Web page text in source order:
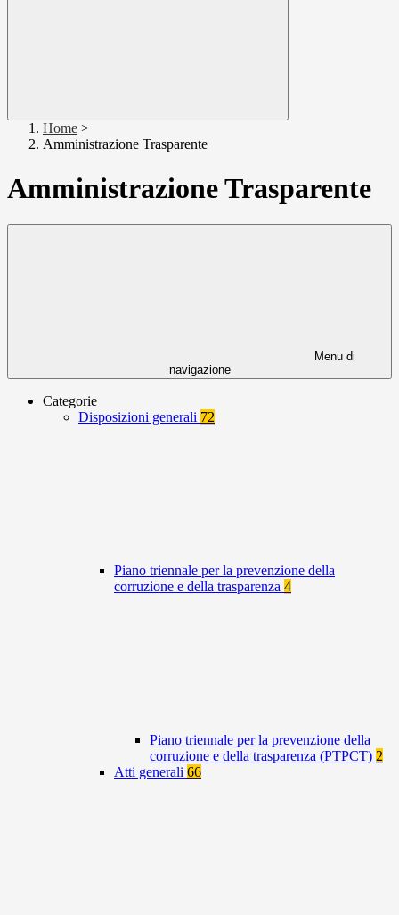
Home >
Amministrazione Trasparente
Amministrazione Trasparente
Menu di
navigazione
Categorie
Disposizioni generali 72
Piano triennale per la prevenzione della
corruzione e della trasparenza 4
Piano triennale per la prevenzione della
corruzione e della trasparenza (PTPCT) 2
Atti generali 66